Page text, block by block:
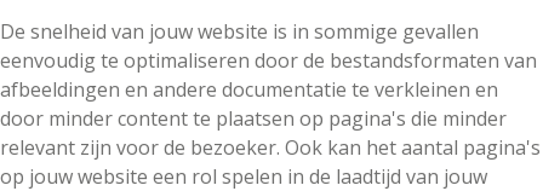
De snelheid van jouw website is in sommige gevallen
eenvoudig te optimaliseren door de bestandsformaten van
afbeeldingen en andere documentatie te verkleinen en
door minder content te plaatsen op pagina's die minder
relevant zijn voor de bezoeker. Ook kan het aantal pagina's
op jouw website een rol spelen in de laadtijd van jouw